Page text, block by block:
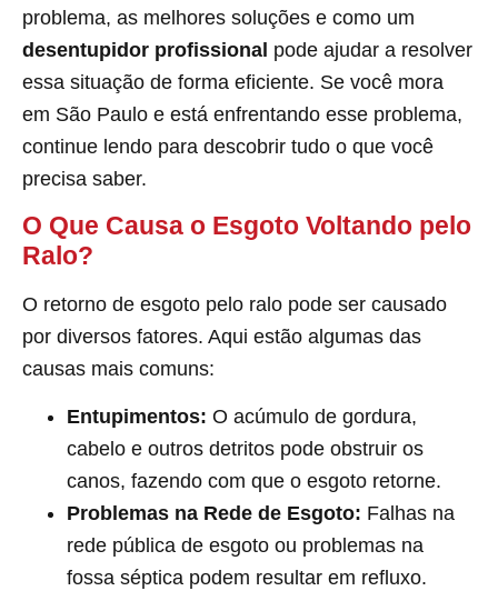
problema, as melhores soluções e como um
desentupidor profissional pode ajudar a resolver
essa situação de forma eficiente. Se você mora
em São Paulo e está enfrentando esse problema,
continue lendo para descobrir tudo o que você
precisa saber.
O Que Causa o Esgoto Voltando pelo
Ralo?
O retorno de esgoto pelo ralo pode ser causado
por diversos fatores. Aqui estão algumas das
causas mais comuns:
Entupimentos: O acúmulo de gordura,
cabelo e outros detritos pode obstruir os
canos, fazendo com que o esgoto retorne.
Problemas na Rede de Esgoto: Falhas na
rede pública de esgoto ou problemas na
fossa séptica podem resultar em refluxo.